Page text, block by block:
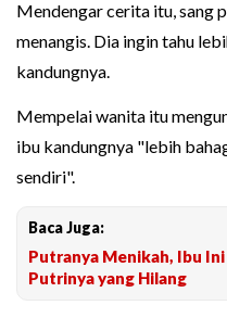
Mendengar cerita itu, sang
menangis. Dia ingin tahu
kandungnya.
Mempelai wanita itu
ibu kandungnya "lebih
sendiri".
Baca Juga:
Putranya Menikah, Ibu
Putrinya yang Hilang